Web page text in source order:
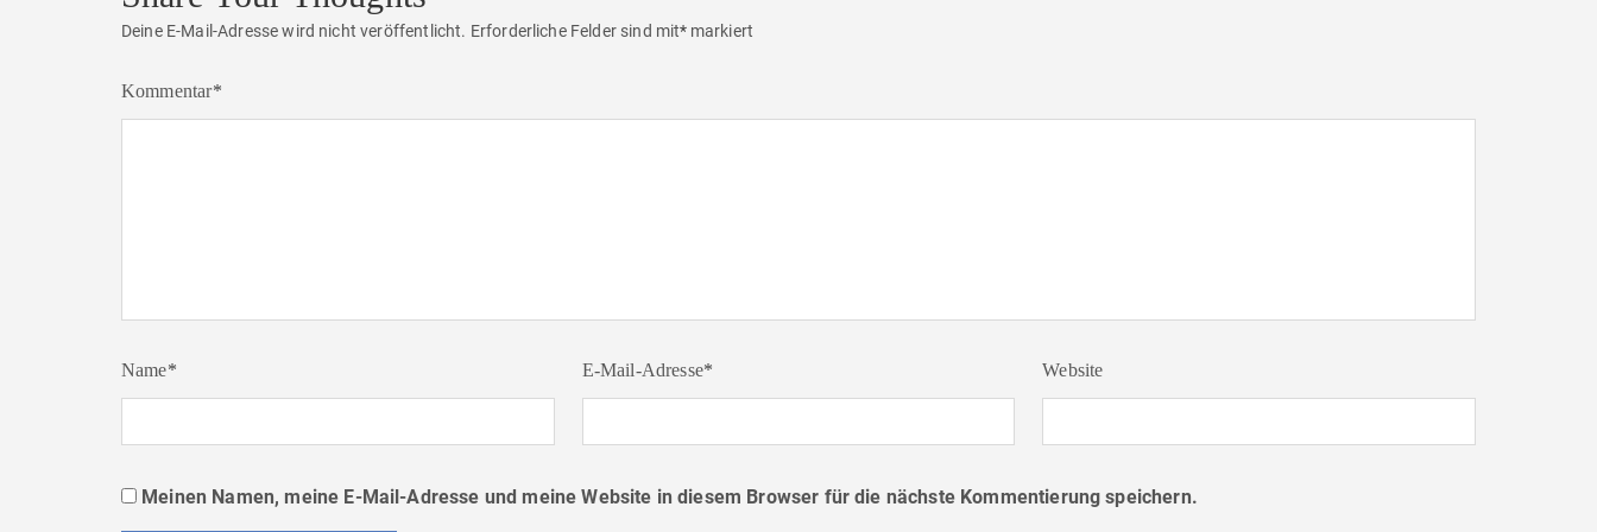
Deine E-Mail-Adresse wird nicht veröffentlicht. Erforderliche Felder sind mit*markiert
Kommentar*
Name* E-Mail-Adresse* Website
Meinen Namen, meine E-Mail-Adresse und meine Website in diesem Browser für die nächste Kommentierung speichern.